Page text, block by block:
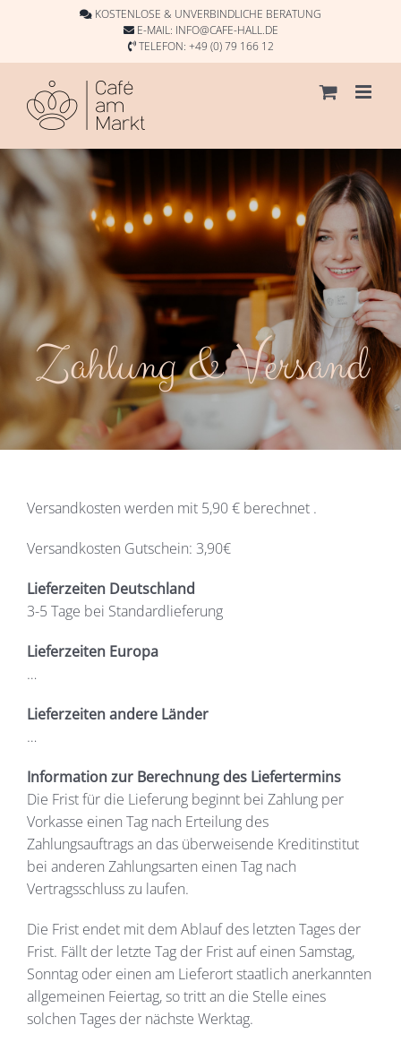
KOSTENLOSE & UNVERBINDLICHE BERATUNG
E-MAIL: INFO@CAFE-HALL.DE
TELEFON: +49 (0) 79 166 12
Zahlung & Versand
Versandkosten werden mit 5,90 € berechnet .
Versandkosten Gutschein: 3,90€
Lieferzeiten Deutschland
3-5 Tage bei Standardlieferung
Lieferzeiten Europa
…
Lieferzeiten andere Länder
…
Information zur Berechnung des Liefertermins
Die Frist für die Lieferung beginnt bei Zahlung per
Vorkasse einen Tag nach Erteilung des
Zahlungsauftrags an das überweisende Kreditinstitut
bei anderen Zahlungsarten einen Tag nach
Vertragsschluss zu laufen.
Die Frist endet mit dem Ablauf des letzten Tages der
Frist. Fällt der letzte Tag der Frist auf einen Samstag,
Sonntag oder einen am Lieferort staatlich anerkannten
allgemeinen Feiertag, so tritt an die Stelle eines
solchen Tages der nächste Werktag.